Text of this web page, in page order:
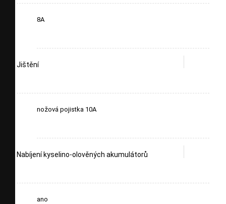
8A
Jištění
nožová pojistka 10A
Nabíjení kyselino-olověných akumulátorů
ano